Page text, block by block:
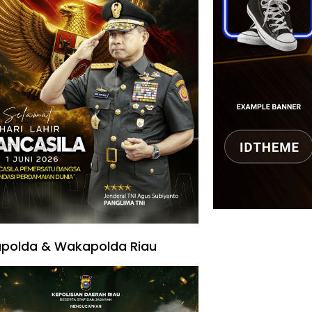
& Wakapolda Riau